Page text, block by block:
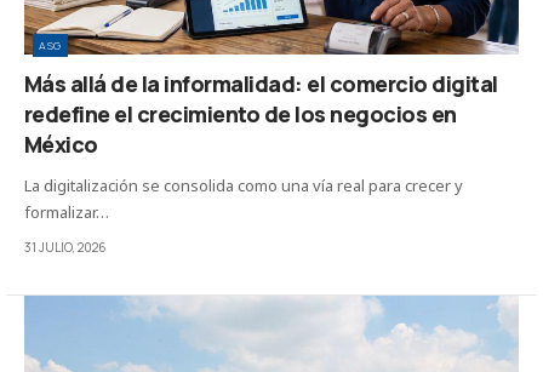
ASG
Más allá de la informalidad: el comercio digital
redefine el crecimiento de los negocios en
México
La digitalización se consolida como una vía real para crecer y
formalizar…
31 JULIO, 2026